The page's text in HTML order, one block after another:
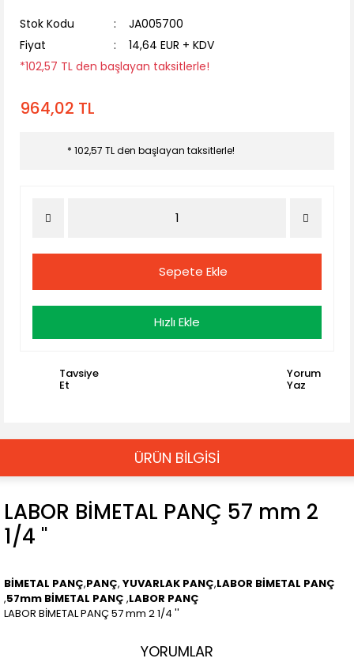
Stok Kodu
JA005700
Fiyat
14,64 EUR + KDV
*102,57 TL den başlayan taksitlerle!
964,02 TL
* 102,57 TL den başlayan taksitlerle!
Sepete Ekle
Hızlı Ekle
Tavsiye
Et
Yorum
Yaz
ÜRÜN BİLGİSİ
LABOR BİMETAL PANÇ 57 mm 2
1/4 ''
BİMETAL PANÇ,PANÇ, YUVARLAK PANÇ,LABOR BİMETAL PANÇ
,57mm BİMETAL PANÇ ,LABOR PANÇ
LABOR BİMETAL PANÇ 57 mm 2 1/4 ''
YORUMLAR